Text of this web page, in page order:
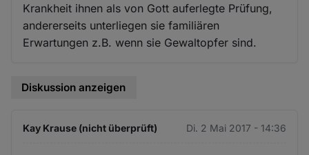
Krankheit ihnen als von Gott auferlegte Prüfung,
andererseits unterliegen sie familiären
Erwartungen z.B. wenn sie Gewaltopfer sind.
Diskussion anzeigen
Kay Krause (nicht überprüft) Di. 2 Mai 2017 - 14:36